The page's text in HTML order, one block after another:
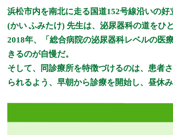
診療時間
7:55 - 12:00
12:00 - 15:00
休診日：土、日、祝
備考: ★診察終了時間の30分前までに受付をお願い
※診療時間や臨時休診・診療内容等について、事前
>>病院なびで医療機関の詳細を見る
浜松市内を南北に走る国道152号線沿いの
(かい ふみたけ) 先生は、泌尿器科の道をひ
2018年、「総合病院の泌尿器科レベルの医
きるのが自慢だ。
そして、同診療所を特徴づけるのは、患者
られるよう、早朝から診療を開始し、昼休